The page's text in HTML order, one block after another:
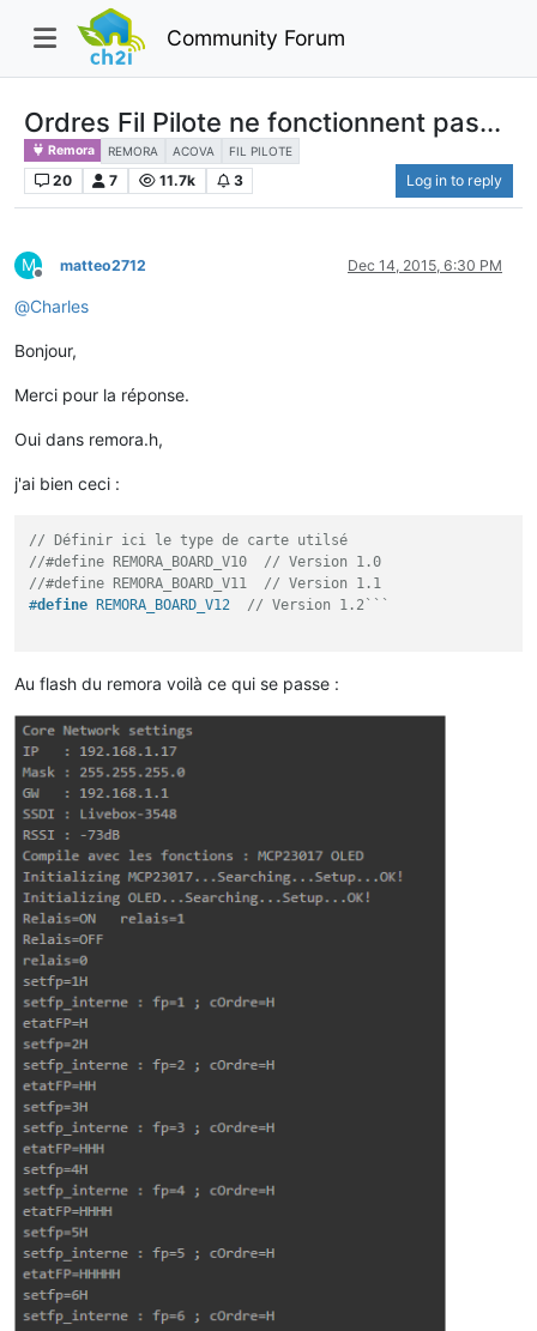
Community Forum
Ordres Fil Pilote ne fonctionnent pas...
Remora REMORA ACOVA FIL PILOTE
20 7 11.7k 3 Log in to reply
M
Offline
matteo2712 Dec 14, 2015, 6:30 PM
@Charles
Bonjour,
Merci pour la réponse.
Oui dans remora.h,
j'ai bien ceci :
// Définir ici le type de carte utilsé
//#define REMORA_BOARD_V10  // Version 1.0
//#define REMORA_BOARD_V11  // Version 1.1
#define REMORA_BOARD_V12 // Version 1.2```
Au flash du remora voilà ce qui se passe :